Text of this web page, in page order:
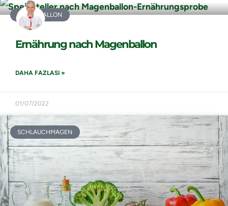
MAGENBALLON
Ernährung nach Magenballon
DAHA FAZLASI »
01/07/2022
SCHLAUCHMAGEN